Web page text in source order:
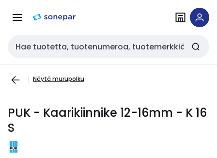
navigointiinsisältöön
Haku
Näytä murupolku
PUK - Kaarikiinnike 12-16mm - K 16
S